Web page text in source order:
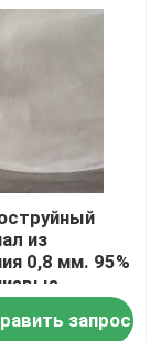
из
0,8 мм. 95%
Шлифование
запрос